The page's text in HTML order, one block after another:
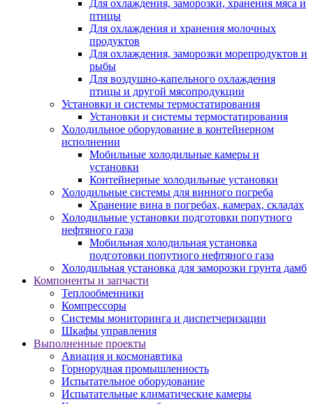
Для охлаждения, заморозки, хранения мяса и
птицы
Для охлаждения и хранения молочных
продуктов
Для охлаждения, заморозки морепродуктов и
рыбы
Для воздушно-капельного охлаждения
птицы и другой мясопродукции
Установки и системы термостатирования
Установки и системы термостатирования
Холодильное оборудование в контейнерном
исполнении
Мобильные холодильные камеры и
установки
Контейнерные холодильные установки
Холодильные системы для винного погреба
Хранение вина в погребах, камерах, складах
Холодильные установки подготовки попутного
нефтяного газа
Мобильная холодильная установка
подготовки попутного нефтяного газа
Холодильная установка для заморозки грунта дамб
Компоненты и запчасти
Теплообменники
Компрессоры
Системы мониторинга и диспетчеризации
Шкафы управления
Выполненные проекты
Авиация и космонавтика
Горнорудная промышленность
Испытательное оборудование
Испытательные климатические камеры